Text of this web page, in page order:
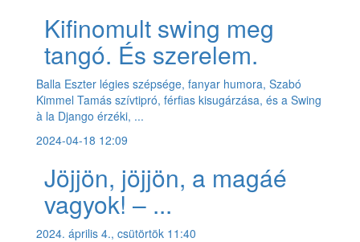
Kifinomult swing meg
tangó. És szerelem.
Balla Eszter légies szépsége, fanyar humora, Szabó
Kimmel Tamás szívtipró, férfias kisugárzása, és a Swing
à la Django érzéki, ...
2024-04-18 12:09
Jöjjön, jöjjön, a magáé
vagyok! – ...
2024. április 4., csütörtök 11:40